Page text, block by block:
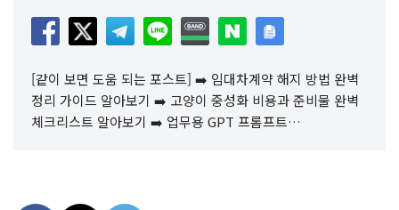
[같이 보면 도움 되는 포스트] ➡️ 임대차계약 해지 방법 완벽
정리 가이드 알아보기 ➡️ 고양이 중성화 비용과 준비물 완벽
체크리스트 알아보기 ➡️ 업무용 GPT 프롬프트…